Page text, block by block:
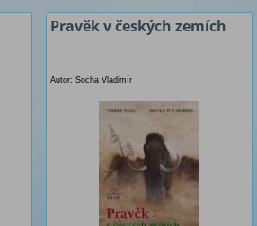
Pravěk v českých zemích
Autor: Socha Vladimír